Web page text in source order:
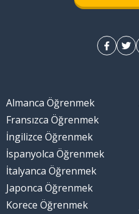
Almanca Öğrenmek
Fransızca Öğrenmek
İngilizce Öğrenmek
İspanyolca Öğrenmek
İtalyanca Öğrenmek
Japonca Öğrenmek
Korece Öğrenmek